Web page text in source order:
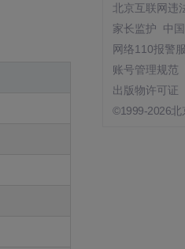
北京互联网违
家长监护
中
网络110报警
账号管理规范
出版物许可证
©1999-2026北